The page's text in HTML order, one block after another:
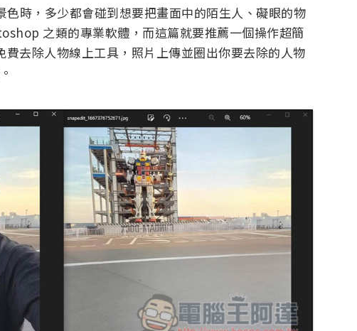
時，多少都會碰到想要把畫面中的陌生人、礙眼的物
之類的專業軟體，而這篇就要推薦一個操作超簡
去除人物線上工具，照片上傳並圈出你要去除的人物